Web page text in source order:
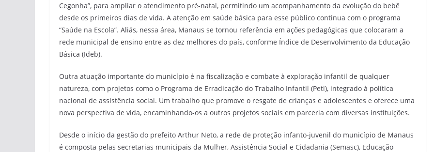
Cegonha”, para ampliar o atendimento pré-natal, permitindo um acompanhamento da evolução do bebê
desde os primeiros dias de vida. A atenção em saúde básica para esse público continua com o programa
“Saúde na Escola”. Aliás, nessa área, Manaus se tornou referência em ações pedagógicas que colocaram a
rede municipal de ensino entre as dez melhores do país, conforme Índice de Desenvolvimento da Educação
Básica (Ideb).
Outra atuação importante do município é na fiscalização e combate à exploração infantil de qualquer
natureza, com projetos como o Programa de Erradicação do Trabalho Infantil (Peti), integrado à política
nacional de assistência social. Um trabalho que promove o resgate de crianças e adolescentes e oferece uma
nova perspectiva de vida, encaminhando-os a outros projetos sociais em parceria com diversas instituições.
Desde o início da gestão do prefeito Arthur Neto, a rede de proteção infanto-juvenil do município de Manaus
é composta pelas secretarias municipais da Mulher, Assistência Social e Cidadania (Semasc), Educação